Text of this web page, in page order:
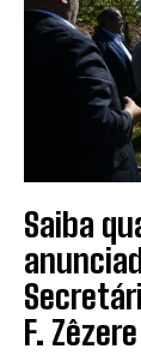
Saiba
F. Zêzere